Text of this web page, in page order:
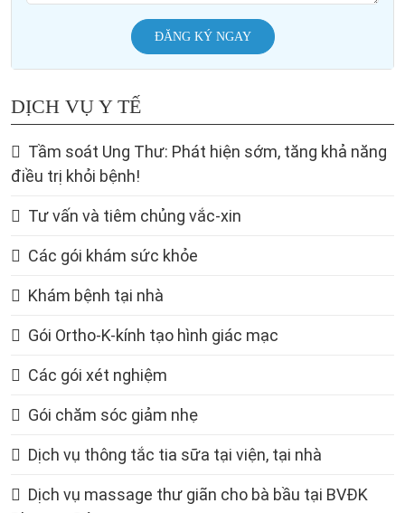
ĐĂNG KÝ NGAY
DỊCH VỤ Y TẾ
Tầm soát Ung Thư: Phát hiện sớm, tăng khả năng
điều trị khỏi bệnh!
Tư vấn và tiêm chủng vắc-xin
Các gói khám sức khỏe
Khám bệnh tại nhà
Gói Ortho-K-kính tạo hình giác mạc
Các gói xét nghiệm
Gói chăm sóc giảm nhẹ
Dịch vụ thông tắc tia sữa tại viện, tại nhà
Dịch vụ massage thư giãn cho bà bầu tại BVĐK